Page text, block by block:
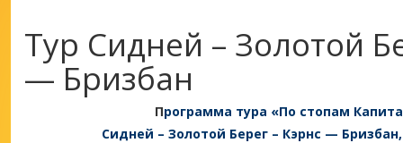
Тур Сидней – Золотой
— Бризбан
Программа тура «По стопам
Сидней – Золотой Берег – Кэрнс —